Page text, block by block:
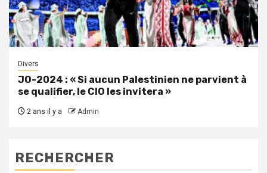
Divers
JO-2024 : « Si aucun Palestinien ne parvient à
se qualifier, le CIO les invitera »
2 ans il y a Admin
RECHERCHER